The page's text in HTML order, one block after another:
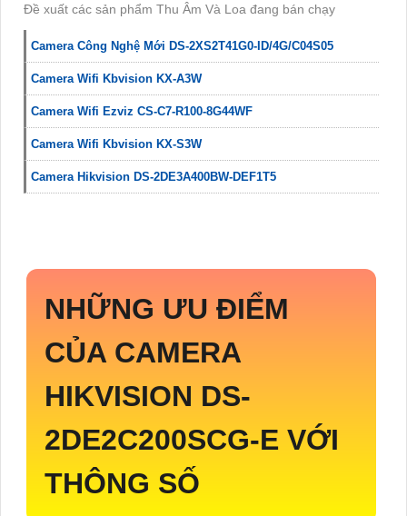
Đề xuất các sản phẩm Thu Âm Và Loa đang bán chạy
Camera Công Nghệ Mới DS-2XS2T41G0-ID/4G/C04S05
Camera Wifi Kbvision KX-A3W
Camera Wifi Ezviz CS-C7-R100-8G44WF
Camera Wifi Kbvision KX-S3W
Camera Hikvision DS-2DE3A400BW-DEF1T5
NHỮNG ƯU ĐIỂM
CỦA CAMERA
HIKVISION DS-
2DE2C200SCG-E VỚI
THÔNG SỐ